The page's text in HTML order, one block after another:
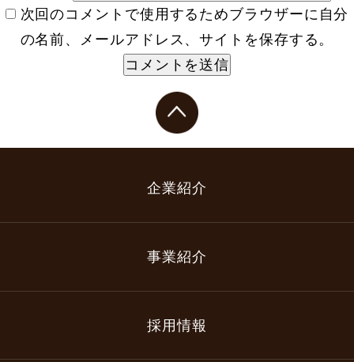
次回のコメントで使用するためブラウザーに自分
の名前、メールアドレス、サイトを保存する。
企業紹介
事業紹介
採用情報